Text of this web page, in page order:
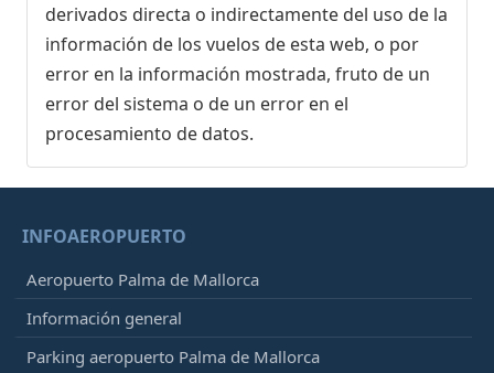
derivados directa o indirectamente del uso de la
información de los vuelos de esta web, o por
error en la información mostrada, fruto de un
error del sistema o de un error en el
procesamiento de datos.
INFOAEROPUERTO
Aeropuerto Palma de Mallorca
Información general
Parking aeropuerto Palma de Mallorca